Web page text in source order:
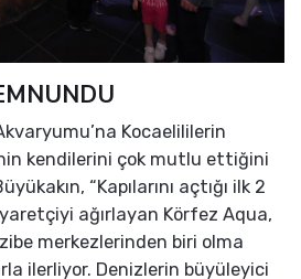
Kocaelililerin
kendilerini çok mutlu ettiğini
“Kapılarını açtığı ilk 2
ağırlayan Körfez Aqua,
merkezlerinden biri olma
ilerliyor. Denizlerin büyüleyici